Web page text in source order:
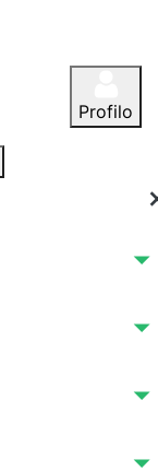
Profilo